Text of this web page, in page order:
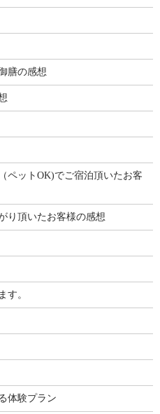
膳の感想
ペットOK)でご宿泊頂いたお客
り頂いたお客様の感想
す。
体験プラン